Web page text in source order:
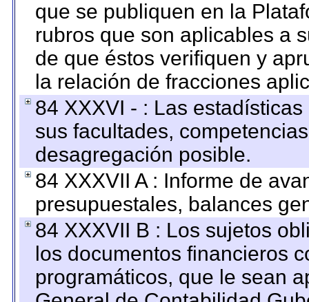
que se publiquen en la
rubros que son aplicables a
de que éstos verifiquen y
la relación de fracciones
84 XXXVI - : Las
sus facultades,
desagregación posible.
84 XXXVII A : Informe de
presupuestales, balances
84 XXXVII B : Los sujetos
los documentos financieros
programáticos, que le sean